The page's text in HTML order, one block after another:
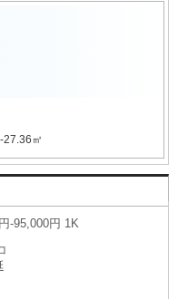
27.36㎡
-95,000円 1K